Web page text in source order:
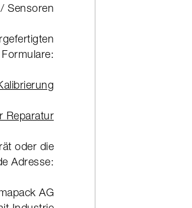
Sensoren
Formulare:
Reparatur
oder die
Adresse:
AG